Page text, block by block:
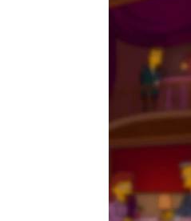
Neox » Series